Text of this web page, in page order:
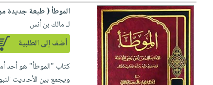
الموطأ ( طبعة جديدة
لـ مالك بن أنس
أضف إلى الطلبية
كتاب "الموطأ" هو أحد
ويجمع بين الأحاديث